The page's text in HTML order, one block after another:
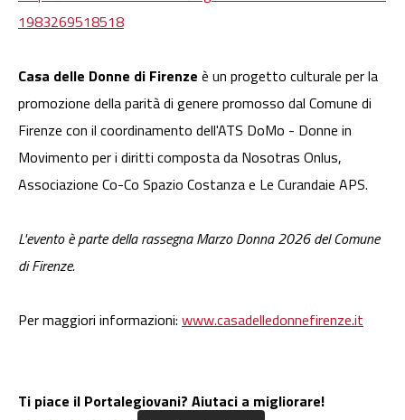
1983269518518
Casa delle Donne di Firenze è un progetto culturale per la
promozione della parità di genere promosso dal Comune di
Firenze con il coordinamento dell'ATS DoMo - Donne in
Movimento per i diritti composta da Nosotras Onlus,
Associazione Co-Co Spazio Costanza e Le Curandaie APS.
L'evento è parte della rassegna Marzo Donna 2026 del Comune
di Firenze.
Per maggiori informazioni: www.casadelledonnefirenze.it
Ti piace il Portalegiovani? Aiutaci a migliorare!